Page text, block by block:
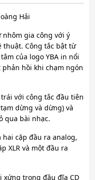
Hải
nhôm gia công với ý
Công tắc bật từ
của logo YBA in nổi
hồi khi chạm ngón
với công tắc đầu tiên
dừng và dừng) và
qua bài nhạc.
cặp đầu ra analog,
XLR và một đầu ra
xứng trong đầu đĩa CD